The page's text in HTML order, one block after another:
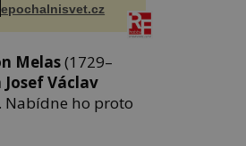
epochalnisvet.cz
Melas(1729–
Josef Václav
Nabídne ho proto